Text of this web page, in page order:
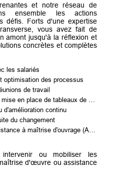
et notre réseau de
ensemble les actions
défis. Forts d'une expertise
vous avez fait de
amont jusqu'à la réflexion et
concrètes et complètes
les salariés
optimisation des processus
de travail
d'amélioration continu
du changement
ou mobiliser les
d'œuvre ou assistance